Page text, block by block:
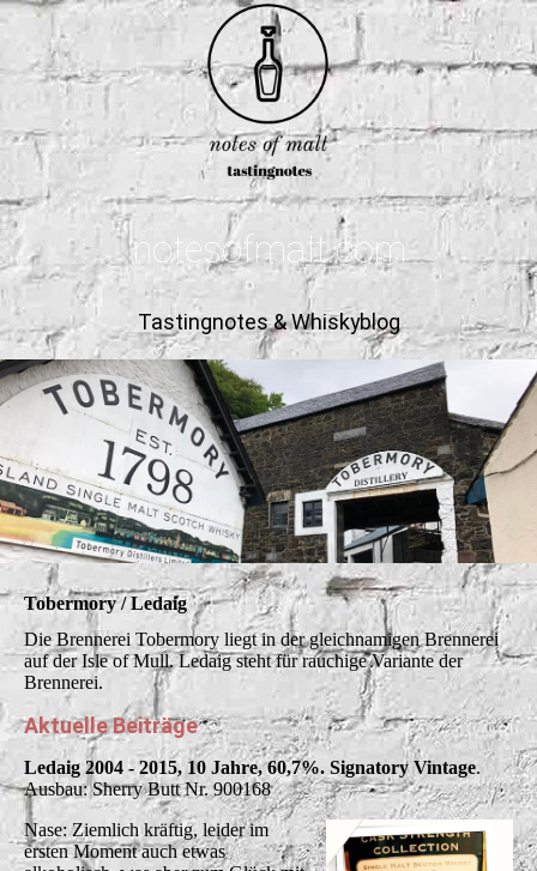
notesofmalt.com
Tastingnotes & Whiskyblog
Tobermory / Ledaig
Die Brennerei Tobermory liegt in der gleichnamigen Brennerei
auf der Isle of Mull. Ledaig steht für rauchige Variante der
Brennerei.
Aktuelle Beiträge
Ledaig 2004 - 2015, 10 Jahre, 60,7%. Signatory Vintage.
Ausbau: Sherry Butt Nr. 900168
Nase: Ziemlich kräftig, leider im
ersten Moment auch etwas